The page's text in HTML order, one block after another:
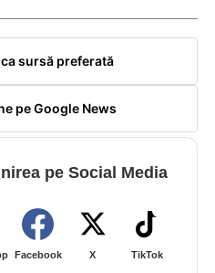
sursă preferată
pe Google News
pe Social Media
Facebook X TikTok